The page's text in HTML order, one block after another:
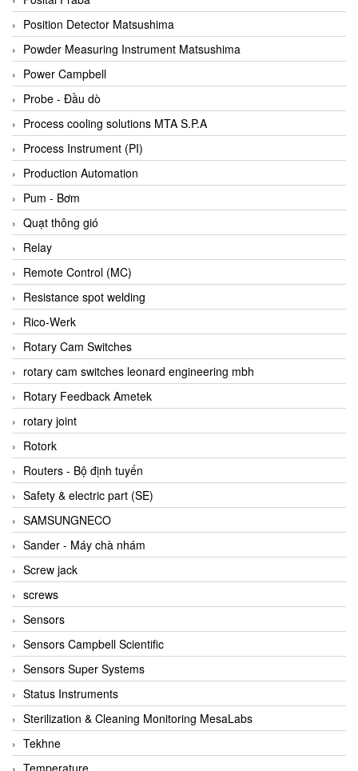
Bifold
Bihl+wiedemann
Bihl+wiedemann
Bilz
Binder Connector
Biotech
BirdX Vietnam
BK Vibro
Black Box
BlackBox Vietnam
BLAGDON PUMP
Bloom Engineering
Boneng
Bopp & Reuther Messtechnik
Bosch
Boydcorp
BRAUN Vietnam
Brinkmann Pumpen
BRONKHORST
Brook Instrument
Brooks Instrument Vietnam
Buhler
BURLING INSTRUMENTS
Burster
BUSCHJOST
Calectro
Campbell Scientific
Canneed Vietnam
Cantoni
CAPS
CAREL Parts
Position Detector Matsushima
Powder Measuring Instrument Matsushima
Power Campbell
Probe - Đầu dò
Process cooling solutions MTA S.P.A
Process Instrument (PI)
Production Automation
Pum - Bơm
Quạt thông gió
Relay
Remote Control (MC)
Resistance spot welding
Rico-Werk
Rotary Cam Switches
rotary cam switches leonard engineering mbh
Rotary Feedback Ametek
rotary joint
Rotork
Routers - Bộ định tuyến
Safety & electric part (SE)
SAMSUNGNECO
Sander - Máy chà nhám
Screw jack
screws
Sensors
Sensors Campbell Scientific
Sensors Super Systems
Status Instruments
Sterilization & Cleaning Monitoring MesaLabs
Tekhne
Temperature